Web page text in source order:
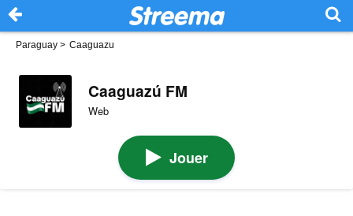
Paraguay > Caaguazu
Caaguazú FM
Web
Jouer